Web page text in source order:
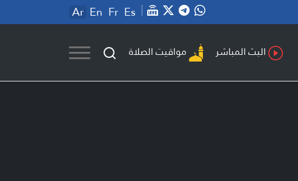
Ar En Fr Es
البث المباشر مواقيت الصلاة